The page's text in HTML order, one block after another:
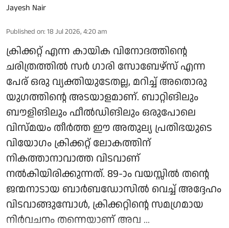
Jayesh Nair
Published on: 18 Jul 2026, 4:20 am
ക്രിക്കറ്റ് എന്ന കായിക വിനോദത്തിന്റെ
ചരിത്രത്തിൽ സർ ഗാരി സോബേഴ്സ് എന്ന
പേര് ഒരു വ്യക്തിയുടേതല്ല, മറിച്ച് അതൊരു
യുഗത്തിന്റെ അടയാളമാണ്. ബാറ്റിങിലും
ബൗളിങിലും ഫീൽഡിങിലും ഒരുപോലെ
വിസ്മയം തീർത്ത ഈ അതുല്യ പ്രതിഭയുടെ
വിയോഗം ക്രിക്കറ്റ് ലോകത്തിന്
നികത്താനാവാത്ത വിടവാണ്
നൽകിയിരിക്കുന്നത്. 89-ാം വയസ്സിൽ തന്റെ
ജന്മനാടായ ബാർബഡോസിൽ വെച്ച് അദ്ദേഹം
വിടവാങ്ങുമ്പോൾ, ക്രിക്കറ്റിന്റെ സമഗ്രമായ
നിർവചനം തന്നെയാണ് അവ ...